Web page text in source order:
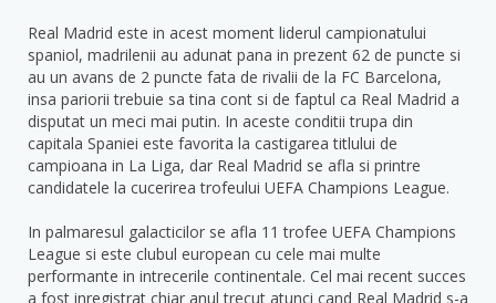
Real Madrid este in acest moment liderul campionatului
spaniol, madrilenii au adunat pana in prezent 62 de puncte si
au un avans de 2 puncte fata de rivalii de la FC Barcelona,
insa pariorii trebuie sa tina cont si de faptul ca Real Madrid a
disputat un meci mai putin. In aceste conditii trupa din
capitala Spaniei este favorita la castigarea titlului de
campioana in La Liga, dar Real Madrid se afla si printre
candidatele la cucerirea trofeului UEFA Champions League.
In palmaresul galacticilor se afla 11 trofee UEFA Champions
League si este clubul european cu cele mai multe
performante in intrecerile continentale. Cel mai recent succes
a fost inregistrat chiar anul trecut atunci cand Real Madrid s-a